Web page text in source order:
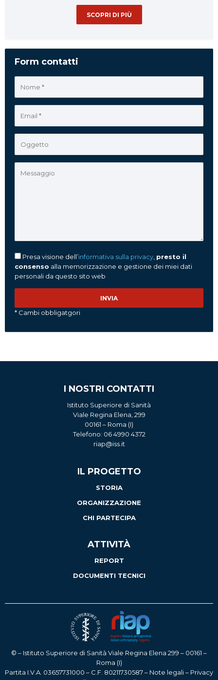
SCOPRI DI PIÙ
Form contatti
Presa visione dell’informativa sulla privacy presto il
consenso alla memorizzazione e gestione dei miei dati
personali da questo sito web
* Cambi obbligatgori
I NOSTRI CONTATTI
Istituto Superiore di Sanità
Viale Regina Elena, 299
00161 – Roma (I)
Telefono: 06 4990 4372
riap@iss.it
IL PROGETTO
STORIA
ORGANIZZAZIONE
CHI PARTECIPA
ATTIVITÀ
REPORT
DOCUMENTI TECNICI
© – Istituto Superiore di Sanità Viale Regina Elena 299 – 00161 –
Roma (I)
Partita I.V.A. 03657731000 – C.F. 80211730587 – Note legali– Privacy